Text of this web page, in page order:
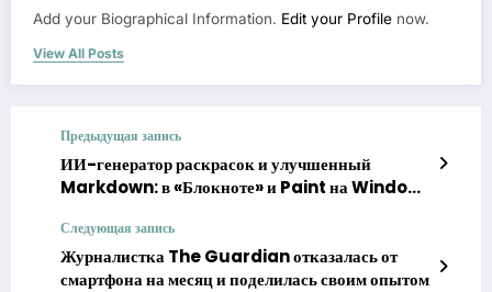
Add your Biographical Information. Edit your Profile now.
View All Posts
Предыдущая запись
ИИ-генератор раскрасок и улучшенный
Markdown: в «Блокноте» и Paint на Windows
Следующая запись
Журналистка The Guardian отказалась от
смартфона на месяц и поделилась своим опытом